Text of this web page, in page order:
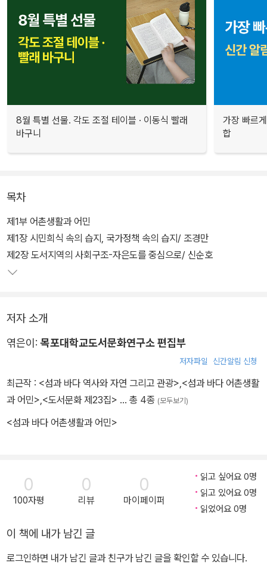
8월 특별 선물. 각도 조절 테이블 · 이동식 빨래
바구니
가장 빠르
합
목차
제1부 어촌생활과 어민
제1장 시민희식 속의 습지, 국가정책 속의 습지/ 조경만
제2장 도서지역의 사회구조-자은도를 중심으로/ 신순호
저자 소개
엮은이:목포대학교도서문화연구소 편집부
저자파일 신간알림 신청
최근작 : <섬과 바다 역사와 자연 그리고 관광>,<섬과 바다 어촌생활
과 어민>,<도서문화 제23집> … 총 4종 (모두보기)
<섬과 바다 어촌생활과 어민>
0
100자평
0
리뷰
0
마이페이퍼
읽고 싶어요 0명
읽고 있어요 0명
읽었어요 0명
이 책에 내가 남긴 글
로그인하면 내가 남긴 글과 친구가 남긴 글을 확인할 수 있습니다.